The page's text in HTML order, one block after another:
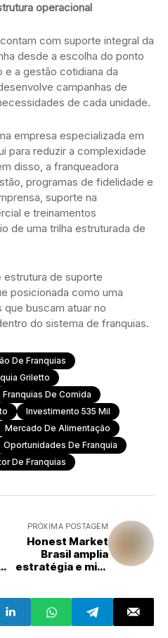
operacional
com suporte integral da
desde a escolha do ponto
e a gestão cotidiana da
campanhas de
de cada unidade.
empresa especializada em
para reduzir a complexidade
disso, a franqueadora
programas de fidelidade e
suporte na
e treinamentos
de uma trilha estruturada de
de suporte
posicionada como uma
que buscam atuar no
do sistema de franquias.
De Franquias
Griletto
Franquias De Comida
Investimento 535 Mil
Mercado De Alimentação
Oportunidades De Franquia
De Franquias
PRÓXIMA POSTAGEM
Honest Market
Brasil amplia
estratégia e mira
condomínios em
2026